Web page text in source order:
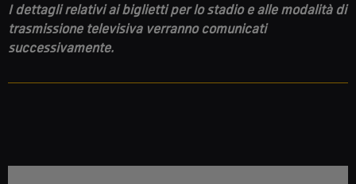
I dettagli relativi ai biglietti per lo stadio e alle modalità di
trasmissione televisiva verranno comunicati
successivamente.